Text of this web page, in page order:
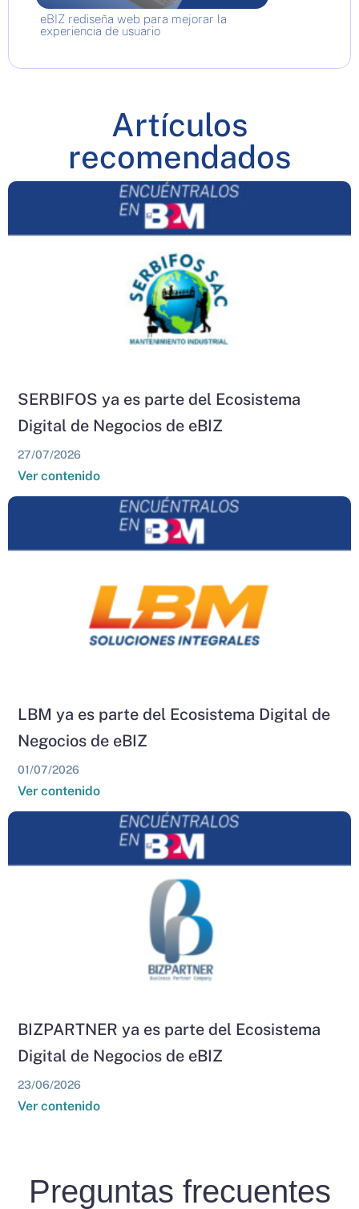
eBIZ rediseña web para mejorar la
experiencia de usuario
Artículos
recomendados
SERBIFOS ya es parte del Ecosistema
Digital de Negocios de eBIZ
27/07/2026
Ver contenido
LBM ya es parte del Ecosistema Digital de
Negocios de eBIZ
01/07/2026
Ver contenido
BIZPARTNER ya es parte del Ecosistema
Digital de Negocios de eBIZ
23/06/2026
Ver contenido
Preguntas frecuentes